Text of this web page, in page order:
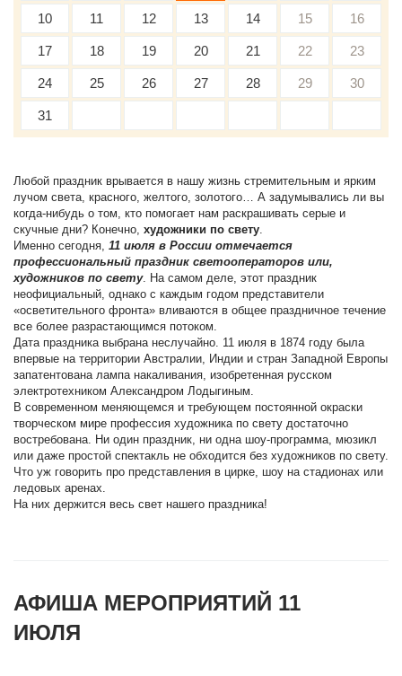
10 11 12 13 14 15 16
17 18 19 20 21 22 23
24 25 26 27 28 29 30
31
Любой праздник врывается в нашу жизнь стремительным и ярким
лучом света, красного, желтого, золотого… А задумывались ли вы
когда-нибудь о том, кто помогает нам раскрашивать серые и
скучные дни? Конечно, художники по свету.
Именно сегодня, 11 июля в России отмечается
профессиональный праздник светооператоров или,
художников по свету. На самом деле, этот праздник
неофициальный, однако с каждым годом представители
«осветительного фронта» вливаются в общее праздничное течение
все более разрастающимся потоком.
Дата праздника выбрана неслучайно. 11 июля в 1874 году была
впервые на территории Австралии, Индии и стран Западной Европы
запатентована лампа накаливания, изобретенная русском
электротехником Александром Лодыгиным.
В современном меняющемся и требующем постоянной окраски
творческом мире профессия художника по свету достаточно
востребована. Ни один праздник, ни одна шоу-программа, мюзикл
или даже простой спектакль не обходится без художников по свету.
Что уж говорить про представления в цирке, шоу на стадионах или
ледовых аренах.
На них держится весь свет нашего праздника!
АФИША МЕРОПРИЯТИЙ 11
ИЮЛЯ